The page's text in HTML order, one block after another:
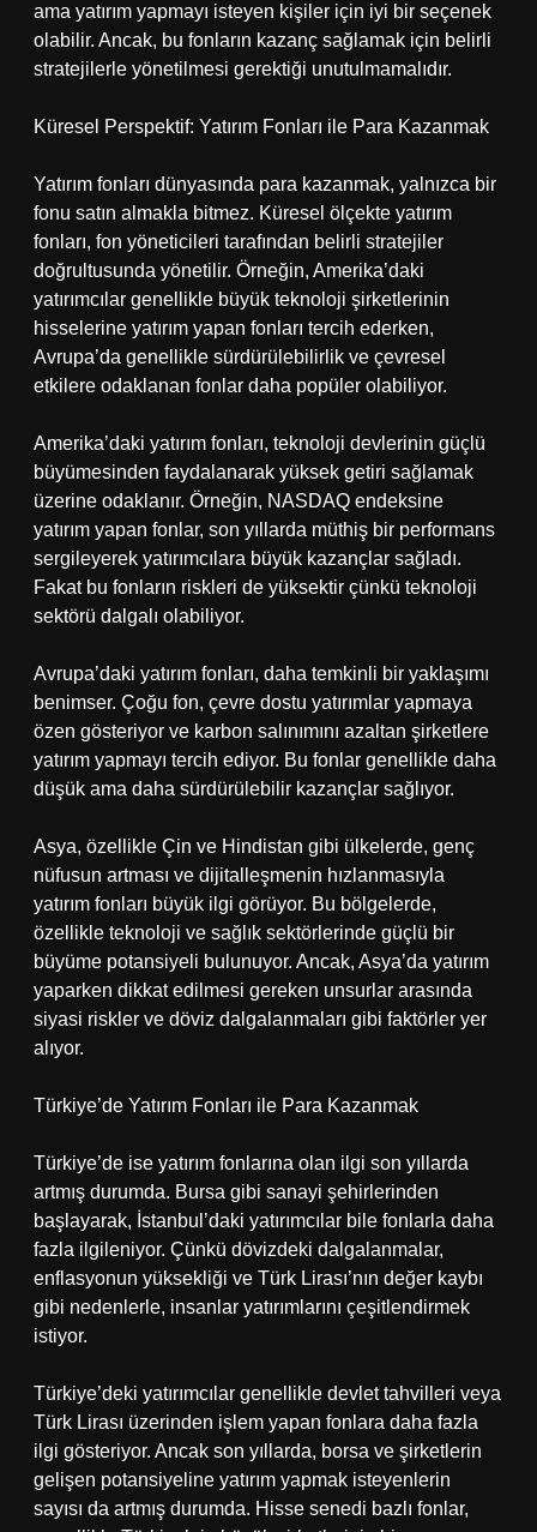
ama yatırım yapmayı isteyen kişiler için iyi bir seçenek
olabilir. Ancak, bu fonların kazanç sağlamak için belirli
stratejilerle yönetilmesi gerektiği unutulmamalıdır.
Küresel Perspektif: Yatırım Fonları ile Para Kazanmak
Yatırım fonları dünyasında para kazanmak, yalnızca bir
fonu satın almakla bitmez. Küresel ölçekte yatırım
fonları, fon yöneticileri tarafından belirli stratejiler
doğrultusunda yönetilir. Örneğin, Amerika’daki
yatırımcılar genellikle büyük teknoloji şirketlerinin
hisselerine yatırım yapan fonları tercih ederken,
Avrupa’da genellikle sürdürülebilirlik ve çevresel
etkilere odaklanan fonlar daha popüler olabiliyor.
Amerika’daki yatırım fonları, teknoloji devlerinin güçlü
büyümesinden faydalanarak yüksek getiri sağlamak
üzerine odaklanır. Örneğin, NASDAQ endeksine
yatırım yapan fonlar, son yıllarda müthiş bir performans
sergileyerek yatırımcılara büyük kazançlar sağladı.
Fakat bu fonların riskleri de yüksektir çünkü teknoloji
sektörü dalgalı olabiliyor.
Avrupa’daki yatırım fonları, daha temkinli bir yaklaşımı
benimser. Çoğu fon, çevre dostu yatırımlar yapmaya
özen gösteriyor ve karbon salınımını azaltan şirketlere
yatırım yapmayı tercih ediyor. Bu fonlar genellikle daha
düşük ama daha sürdürülebilir kazançlar sağlıyor.
Asya, özellikle Çin ve Hindistan gibi ülkelerde, genç
nüfusun artması ve dijitalleşmenin hızlanmasıyla
yatırım fonları büyük ilgi görüyor. Bu bölgelerde,
özellikle teknoloji ve sağlık sektörlerinde güçlü bir
büyüme potansiyeli bulunuyor. Ancak, Asya’da yatırım
yaparken dikkat edilmesi gereken unsurlar arasında
siyasi riskler ve döviz dalgalanmaları gibi faktörler yer
alıyor.
Türkiye’de Yatırım Fonları ile Para Kazanmak
Türkiye’de ise yatırım fonlarına olan ilgi son yıllarda
artmış durumda. Bursa gibi sanayi şehirlerinden
başlayarak, İstanbul’daki yatırımcılar bile fonlarla daha
fazla ilgileniyor. Çünkü dövizdeki dalgalanmalar,
enflasyonun yüksekliği ve Türk Lirası’nın değer kaybı
gibi nedenlerle, insanlar yatırımlarını çeşitlendirmek
istiyor.
Türkiye’deki yatırımcılar genellikle devlet tahvilleri veya
Türk Lirası üzerinden işlem yapan fonlara daha fazla
ilgi gösteriyor. Ancak son yıllarda, borsa ve şirketlerin
gelişen potansiyeline yatırım yapmak isteyenlerin
sayısı da artmış durumda. Hisse senedi bazlı fonlar,